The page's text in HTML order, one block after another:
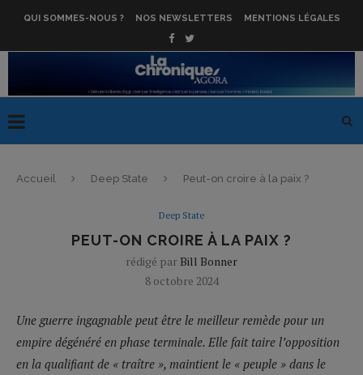
QUI SOMMES-NOUS ? NOS NEWSLETTERS MENTIONS LÉGALES
Accueil Deep State Peut-on croire à la paix ?
Deep State
PEUT-ON CROIRE À LA PAIX ?
rédigé par Bill Bonner
8 octobre 2024
Une guerre ingagnable peut être le meilleur remède pour un
empire dégénéré en phase terminale. Elle fait taire l’opposition
en la qualifiant de « traître », maintient le « peuple » dans le